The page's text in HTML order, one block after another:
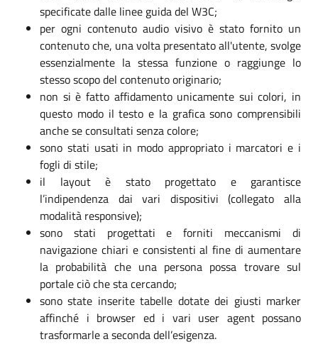
specificate dalle linee guida del W3C;
per ogni contenuto audio visivo è stato fornito un
contenuto che, una volta presentato all'utente, svolge
essenzialmente la stessa funzione o raggiunge lo
stesso scopo del contenuto originario;
non si è fatto affidamento unicamente sui colori, in
questo modo il testo e la grafica sono comprensibili
anche se consultati senza colore;
sono stati usati in modo appropriato i marcatori e i
fogli di stile;
il layout è stato progettato e garantisce
l’indipendenza dai vari dispositivi (collegato alla
modalità responsive);
sono stati progettati e forniti meccanismi di
navigazione chiari e consistenti al fine di aumentare
la probabilità che una persona possa trovare sul
portale ciò che sta cercando;
sono state inserite tabelle dotate dei giusti marker
affinché i browser ed i vari user agent possano
trasformarle a seconda dell’esigenza.